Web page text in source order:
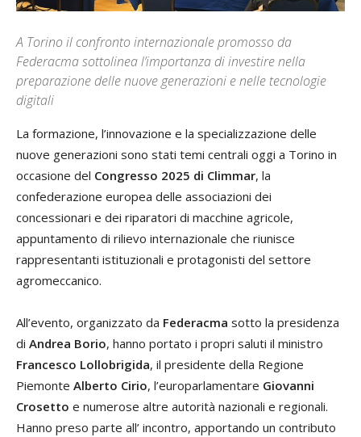
A Torino il confronto internazionale promosso da
Federacma sottolinea l’importanza di investire nella
preparazione delle nuove generazioni e nelle tecnologie
digitali
La formazione, l’innovazione e la specializzazione delle
nuove generazioni sono stati temi centrali oggi a Torino in
occasione del Congresso 2025 di Climmar, la
confederazione europea delle associazioni dei
concessionari e dei riparatori di macchine agricole,
appuntamento di rilievo internazionale che riunisce
rappresentanti istituzionali e protagonisti del settore
agromeccanico.
All’evento, organizzato da Federacma sotto la presidenza
di Andrea Borio, hanno portato i propri saluti il ministro
Francesco Lollobrigida, il presidente della Regione
Piemonte Alberto Cirio, l’europarlamentare Giovanni
Crosetto e numerose altre autorità nazionali e regionali.
Hanno preso parte all’ incontro, apportando un contributo